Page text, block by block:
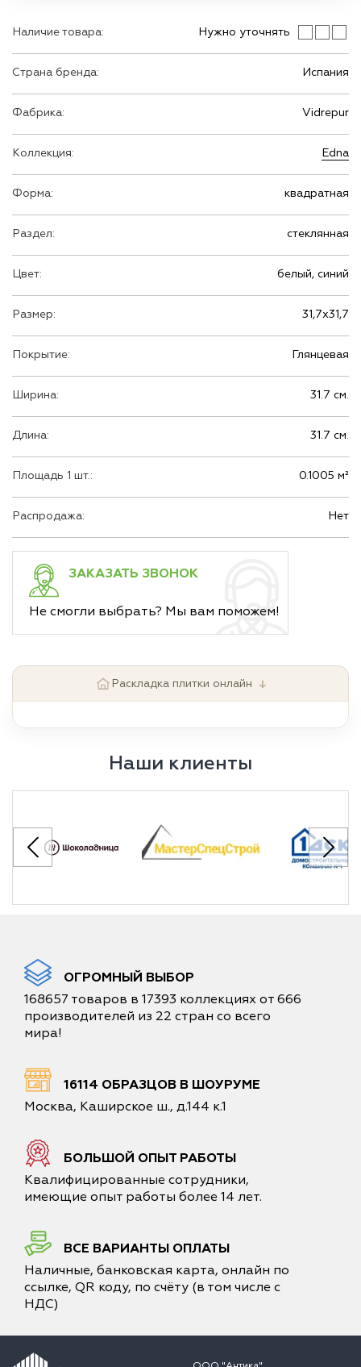
Наличие товара: Нужно уточнять
Страна бренда: Испания
Фабрика: Vidrepur
Коллекция: Edna
Форма: квадратная
Раздел: стеклянная
Цвет: белый, синий
Размер: 31,7х31,7
Покрытие: Глянцевая
Ширина: 31.7 см.
Длина: 31.7 см.
Площадь 1 шт.: 0.1005 м²
Распродажа: Нет
ЗАКАЗАТЬ ЗВОНОК
Не смогли выбрать? Мы вам поможем!
Раскладка плитки онлайн ↓
Наши клиенты
ОГРОМНЫЙ ВЫБОР
168657 товаров в 17393 коллекциях от 666
производителей из 22 стран со всего
мира!
16114 ОБРАЗЦОВ В ШОУРУМЕ
Москва, Каширское ш., д.144 к.1
БОЛЬШОЙ ОПЫТ РАБОТЫ
Квалифицированные сотрудники,
имеющие опыт работы более 14 лет.
ВСЕ ВАРИАНТЫ ОПЛАТЫ
Наличные, банковская карта, онлайн по
ссылке, QR коду, по счёту (в том числе с
НДС)